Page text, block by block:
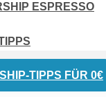
ESPRESSO
TIPPS FÜR 0€